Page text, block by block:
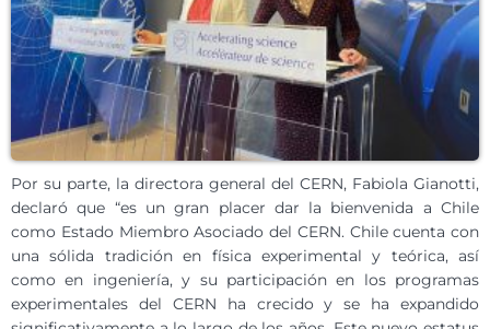
Por su parte, la directora general del CERN, Fabiola Gianotti,
declaró que “es un gran placer dar la bienvenida a Chile
como Estado Miembro Asociado del CERN. Chile cuenta con
una sólida tradición en física experimental y teórica, así
como en ingeniería, y su participación en los programas
experimentales del CERN ha crecido y se ha expandido